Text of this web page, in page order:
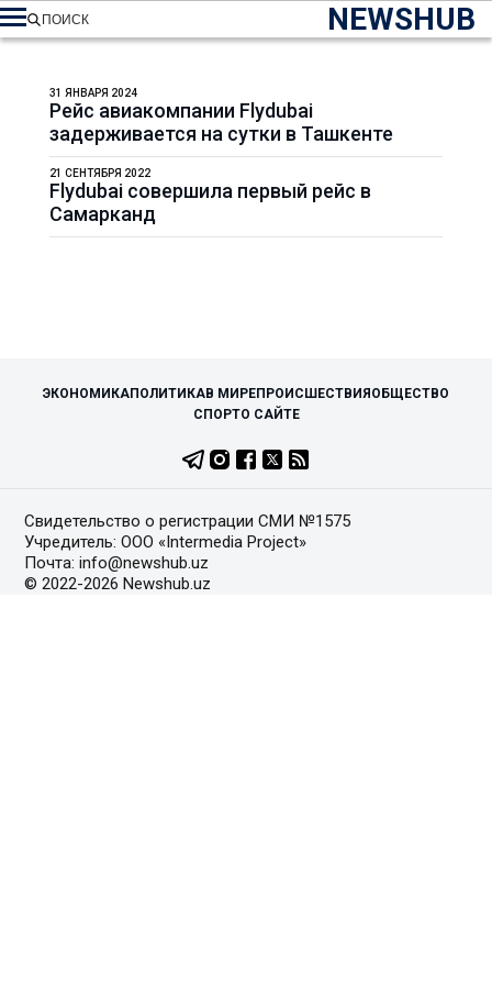
NEWSHUB
ПОИСК
Рейс авиакомпании Flydubai
задерживается на сутки в Ташкенте
31 ЯНВАРЯ 2024
Flydubai совершила первый рейс в
Самарканд
21 СЕНТЯБРЯ 2022
ЭКОНОМИКАПОЛИТИКАВ МИРЕПРОИСШЕСТВИЯ ОБЩЕСТВО
СПОРТО САЙТЕ
Свидетельство о регистрации СМИ №1575
Учредитель: ООО «Intermedia Project»
Почта: info@newshub.uz
© 2022-2026 Newshub.uz